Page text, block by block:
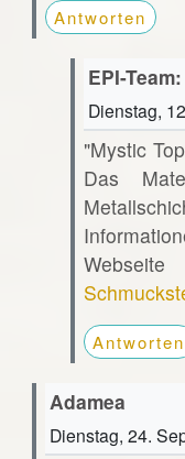
Antworten
EPI-Team:
Dienstag,
"Mystic
Das
Antworten
Adamea
Dienstag, 24.